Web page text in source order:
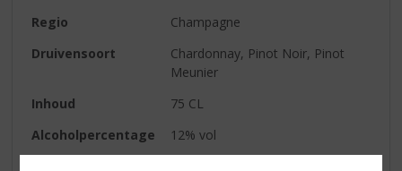
Regio
Champagne
Druivensoort
Chardonnay, Pinot Noir, Pinot
Meunier
Inhoud
75 CL
Alcoholpercentage
12% vol